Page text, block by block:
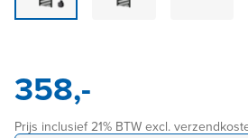
358,-
Prijs inclusief 21% BTW excl.